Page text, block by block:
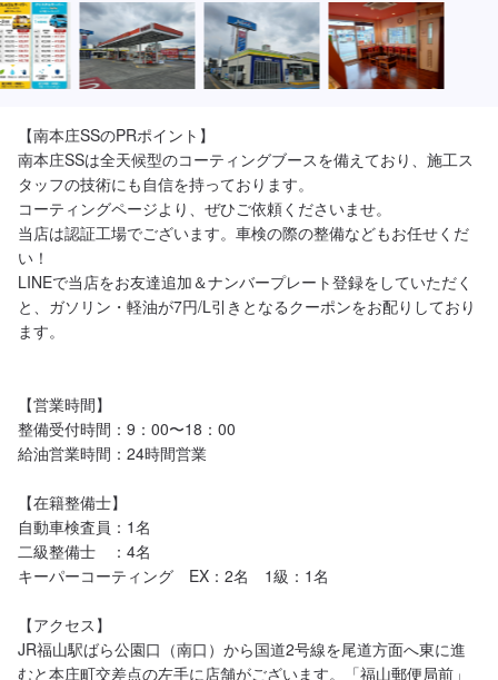
【南本庄SSのPRポイント】
南本庄SSは全天候型のコーティングブースを備えており、施工ス
タッフの技術にも自信を持っております。
コーティングページより、ぜひご依頼くださいませ。
当店は認証工場でございます。車検の際の整備などもお任せくだ
い！
LINEで当店をお友達追加＆ナンバープレート登録をしていただく
と、ガソリン・軽油が7円/L引きとなるクーポンをお配りしており
ます。
【営業時間】
整備受付時間：9：00〜18：00
給油営業時間：24時間営業
【在籍整備士】
自動車検査員：1名
二級整備士　：4名
キーパーコーティング　EX：2名　1級：1名
【アクセス】
JR福山駅ばら公園口（南口）から国道2号線を尾道方面へ東に進
むと本庄町交差点の左手に店舗がございます。「福山郵便局前」